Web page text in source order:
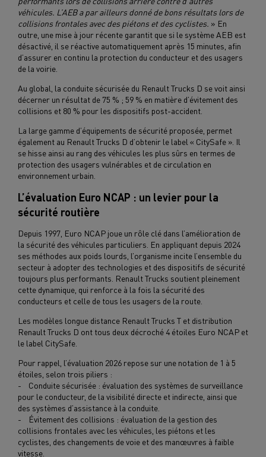
véhicules. L’AEB a par ailleurs donné de bons résultats lors de
collisions frontales avec des piétons et des cyclistes. » En
outre, une mise à jour récente garantit que si le système AEB est
désactivé, il se réactive automatiquement après 15 minutes, afin
d’assurer en continu la protection du conducteur et des usagers
de la voirie.
Au global, la conduite sécurisée du Renault Trucks D se voit ainsi
décerner un résultat de 75 % ; 59 % en matière d’évitement des
collisions et 80 % pour les dispositifs post-accident.
La large gamme d’équipements de sécurité proposée, permet
également au Renault Trucks D d’obtenir le label « CitySafe ». Il
se hisse ainsi au rang des véhicules les plus sûrs en termes de
protection des usagers vulnérables et de circulation en
environnement urbain.
L’évaluation Euro NCAP : un levier pour la
sécurité routière
Depuis 1997, Euro NCAP joue un rôle clé dans l’amélioration de
la sécurité des véhicules particuliers. En appliquant depuis 2024
ses méthodes aux poids lourds, l’organisme incite l’ensemble du
secteur à adopter des technologies et des dispositifs de sécurité
toujours plus performants. Renault Trucks soutient pleinement
cette dynamique, qui renforce à la fois la sécurité des
conducteurs et celle de tous les usagers de la route.
Les modèles longue distance Renault Trucks T et distribution
Renault Trucks D ont tous deux décroché 4 étoiles Euro NCAP et
le label CitySafe.
Pour rappel, l’évaluation 2026 repose sur une notation de 1 à 5
étoiles, selon trois piliers :
- Conduite sécurisée : évaluation des systèmes de surveillance
pour le conducteur, de la visibilité directe et indirecte, ainsi que
des systèmes d’assistance à la conduite.
- Évitement des collisions : évaluation de la gestion des
collisions frontales avec les véhicules, les piétons et les
cyclistes, des changements de voie et des manœuvres à faible
vitesse.